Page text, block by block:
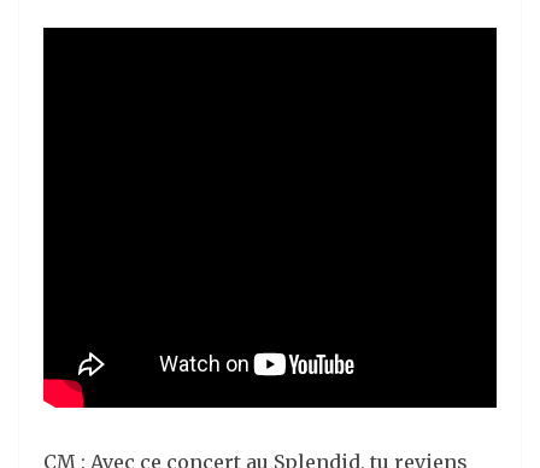
CM : Avec ce concert au Splendid, tu reviens